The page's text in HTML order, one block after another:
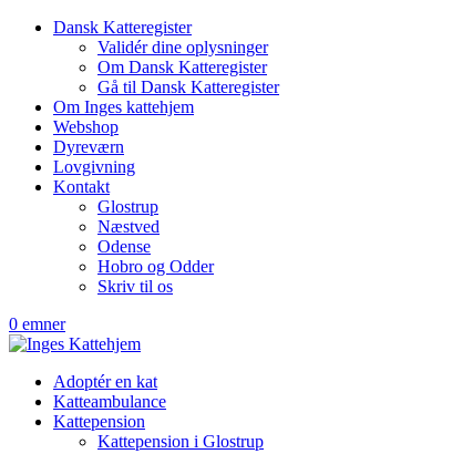
Dansk Katteregister
Validér dine oplysninger
Om Dansk Katteregister
Gå til Dansk Katteregister
Om Inges kattehjem
Webshop
Dyreværn
Lovgivning
Kontakt
Glostrup
Næstved
Odense
Hobro og Odder
Skriv til os
0 emner
Adoptér en kat
Katteambulance
Kattepension
Kattepension i Glostrup